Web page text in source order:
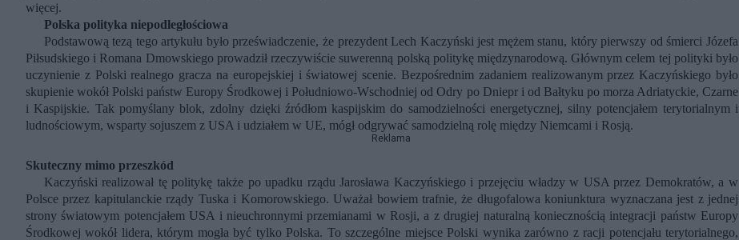
więcej.
Polska polityka niepodległościowa
Podstawową tezą tego artykułu było przeświadczenie, że prezydent Lech Kaczyński jest mężem stanu, który pierwszy od śmierci Józefa
Piłsudskiego i Romana Dmowskiego prowadził rzeczywiście suwerenną polską politykę międzynarodową. Głównym celem tej polityki było
uczynienie z Polski realnego gracza na europejskiej i światowej scenie. Bezpośrednim zadaniem realizowanym przez Kaczyńskiego było
skupienie wokół Polski państw Europy Środkowej i Południowo-Wschodniej od Odry po Dniepr i od Bałtyku po morza Adriatyckie, Czarne
i Kaspijskie. Tak pomyślany blok, zdolny dzięki źródłom kaspijskim do samodzielności energetycznej, silny potencjałem terytorialnym i
ludnościowym, wsparty sojuszem z USA i udziałem w UE, mógł odgrywać samodzielną rolę między Niemcami i Rosją.
Reklama
Skuteczny mimo przeszkód
Kaczyński realizował tę politykę także po upadku rządu Jarosława Kaczyńskiego i przejęciu władzy w USA przez Demokratów, a w
Polsce przez kapitulanckie rządy Tuska i Komorowskiego. Uważał bowiem trafnie, że długofalowa koniunktura wyznaczana jest z jednej
strony światowym potencjałem USA i nieuchronnymi przemianami w Rosji, a z drugiej naturalną koniecznością integracji państw Europy
Środkowej wokół lidera, którym mogła być tylko Polska. To szczególne miejsce Polski wynika zarówno z racji potencjału terytorialnego,